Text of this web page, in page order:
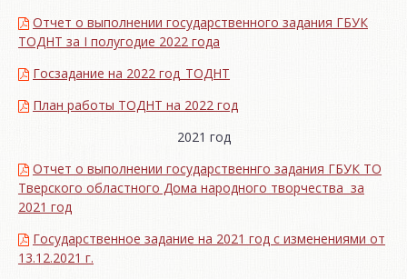
Отчет о выполнении государственного задания ГБУК
ТОДНТ за I полугодие 2022 года
Госзадание на 2022 год_ТОДНТ
План работы ТОДНТ на 2022 год
2021 год
Отчет о выполнении государственнго задания ГБУК ТО
Тверского областного Дома народного творчества за
2021 год
Государственное задание на 2021 год с изменениями от
13.12.2021 г.